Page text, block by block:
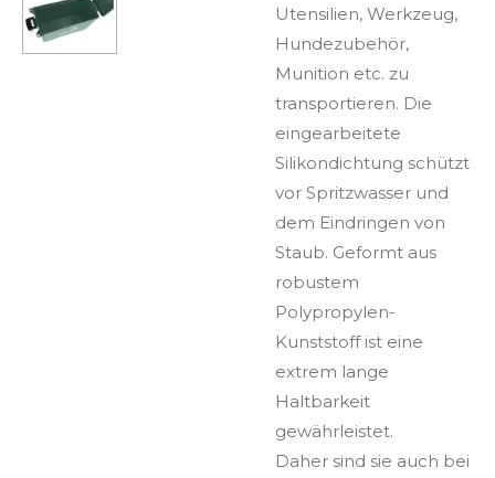
Utensilien, Werkzeug,
Hundezubehör,
Munition etc. zu
transportieren. Die
eingearbeitete
Silikondichtung schützt
vor Spritzwasser und
dem Eindringen von
Staub. Geformt aus
robustem
Polypropylen-
Kunststoff ist eine
extrem lange
Haltbarkeit
gewährleistet.
Daher sind sie auch bei